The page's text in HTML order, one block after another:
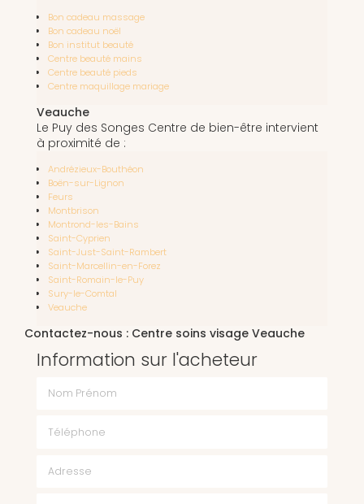
Bon cadeau massage
Bon cadeau noël
Bon institut beauté
Centre beauté mains
Centre beauté pieds
Centre maquillage mariage
Veauche
Le Puy des Songes Centre de bien-être intervient
à proximité de :
Andrézieux-Bouthéon
Boën-sur-Lignon
Feurs
Montbrison
Montrond-les-Bains
Saint-Cyprien
Saint-Just-Saint-Rambert
Saint-Marcellin-en-Forez
Saint-Romain-le-Puy
Sury-le-Comtal
Veauche
Contactez-nous : Centre soins visage Veauche
Information sur l'acheteur